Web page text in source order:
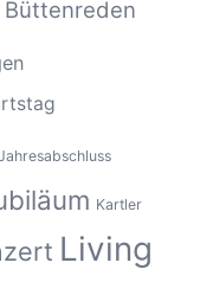
Büttenreden
Kartler
Living